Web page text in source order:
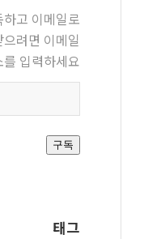
고 이메일로
려면 이메일
를 입력하세요
우편
주소
구독
태그